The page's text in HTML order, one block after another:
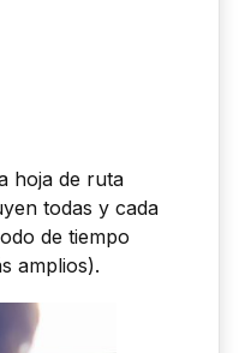
hoja de ruta
todas y cada
de tiempo
amplios).